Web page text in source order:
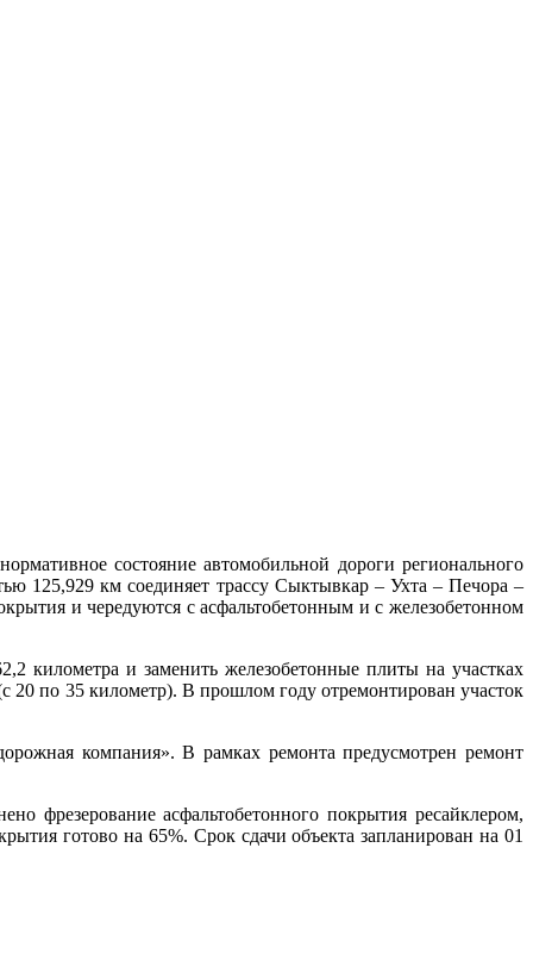
состояние автомобильной дороги регионального
125,929 км соединяет трассу Сыктывкар – Ухта – Печора –
и чередуются с асфальтобетонным и с железобетонном
километра и заменить железобетонные плиты на участках
20 по 35 километр). В прошлом году отремонтирован участок
компания». В рамках ремонта предусмотрен ремонт
фрезерование асфальтобетонного покрытия ресайклером,
готово на 65%. Срок сдачи объекта запланирован на 01